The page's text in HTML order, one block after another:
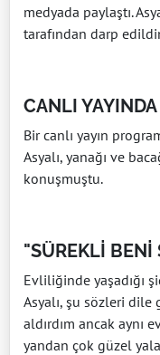
medyada paylaştı.
tarafından darp
CANLI
Bir canlı yayın
Asyalı, yanağı ve
konuşmuştu.
"SÜREKLİ BENİ
Evliliğinde yaşadığı
Asyalı, şu sözleri dile
aldırdım ancak aynı
yandan çok güzel